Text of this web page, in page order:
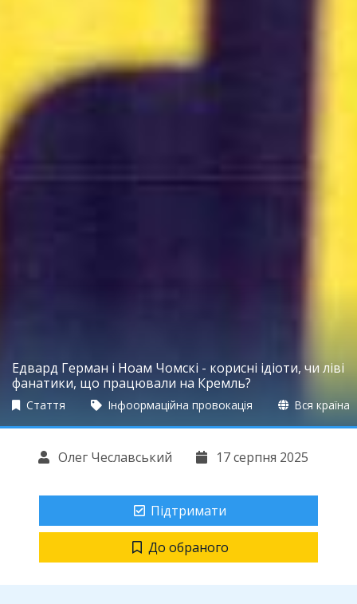
Едвард Герман і Ноам Чомскі - корисні ідіоти, чи ліві
фанатики, що працювали на Кремль?
Стаття Інфоормаційна провокація Вся країна
Олег Чеславський 17 серпня 2025
Підтримати
До обраного